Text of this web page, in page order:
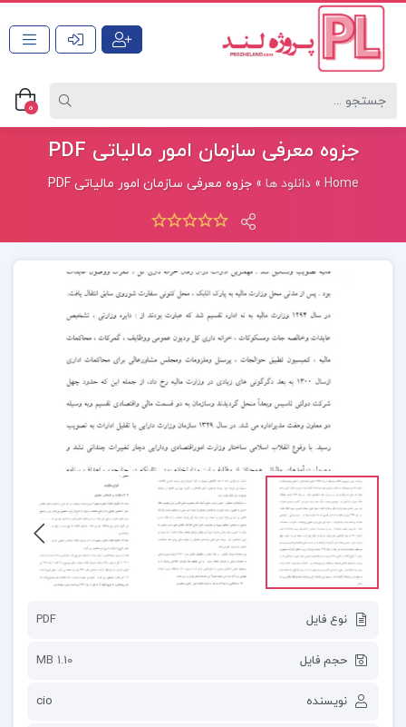
0
جزوه معرفی سازمان امور مالیاتی PDF
Home
»دانلود ها »جزوه معرفی سازمان امور مالیاتی PDF
نوع فایل PDF
حجم فایل 1.10 MB
نویسنده cio